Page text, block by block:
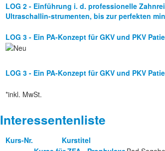
LOG 2 - Einführung i. d. professionelle
Ultraschallin-strumenten, bis zur perfekten
LOG 3 - Ein PA-Konzept für GKV und PKV
LOG 3 - Ein PA-Konzept für GKV und PKV
*inkl. MwSt.
Interessentenliste
Kurs-Nr. Kurstitel